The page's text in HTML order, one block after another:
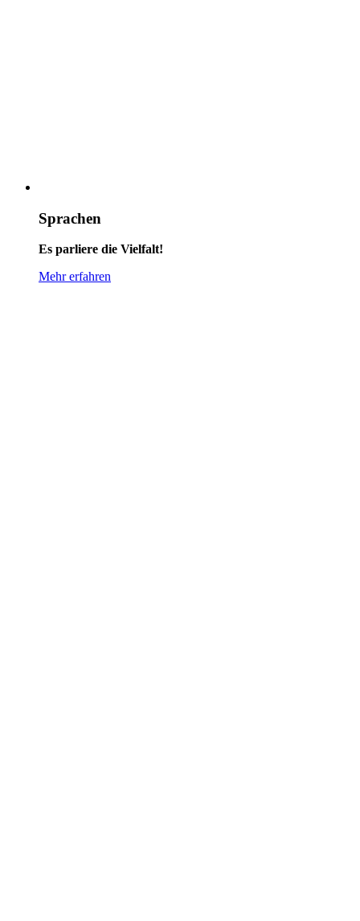
Sprachen
Es parliere die Vielfalt!
Mehr erfahren